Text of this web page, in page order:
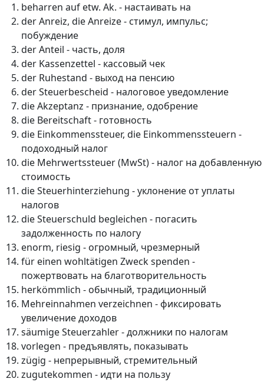
beharren auf etw. Ak. - настаивать на
der Anreiz, die Anreize - стимул, импульс;
побуждение
der Anteil - часть, доля
der Kassenzettel - кассовый чек
der Ruhestand - выход на пенсию
der Steuerbescheid - налоговое уведомление
die Akzeptanz - признание, одобрение
die Bereitschaft - готовность
die Einkommenssteuer, die Einkommenssteuern -
подоходный налог
die Mehrwertssteuer (MwSt) - налог на добавленную
стоимость
die Steuerhinterziehung - уклонение от уплаты
налогов
die Steuerschuld begleichen - погасить
задолженность по налогу
enorm, riesig - огромный, чрезмерный
für einen wohltätigen Zweck spenden -
пожертвовать на благотворительность
herkömmlich - обычный, традиционный
Mehreinnahmen verzeichnen - фиксировать
увеличение доходов
säumige Steuerzahler - должники по налогам
vorlegen - предъявлять, показывать
zügig - непрерывный, стремительный
zugutekommen - идти на пользу